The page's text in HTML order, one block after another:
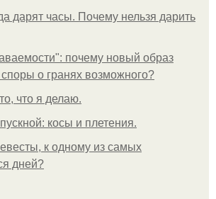
дарят часы. Почему нельзя дарить
почему новый образ
о гранях возможного?
что я делаю.
косы и плетения.
к одному из самых
дней?